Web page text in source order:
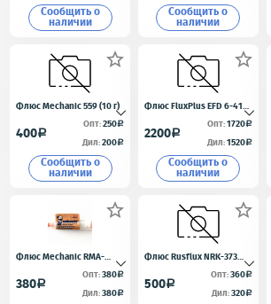
Сообщить o
наличии
Сообщить o
наличии

Флюс Mechanic 559 (10 г)
400a
Опт:250a
Дил:200a
Сообщить o
наличии

Флюс FluxPlus EFD 6-412-
2200a
Опт:1720a
Дил:1520a
Сообщить o
наличии

Флюс Mechanic RMA-
380a
Опт:380a
Дил:380a

Флюс Rusflux NRK-373
500a
Опт:360a
Дил:320a